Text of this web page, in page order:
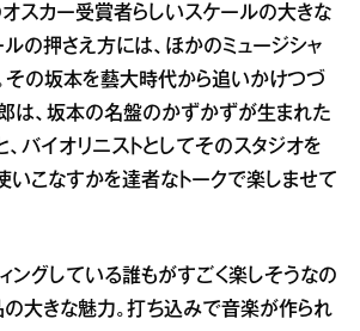
オスカー受賞者らしいスケールの大きな
の押さえ方には、ほかのミュージシャ
その坂本を藝大時代から追いかけつづ
は、坂本の名盤のかずかずが生まれた
バイオリニストとしてそのスタジオを
いこなすかを達者なトークで楽しませて
ングしている誰もがすごく楽しそうなの
の大きな魅力。打ち込みで音楽が作られ